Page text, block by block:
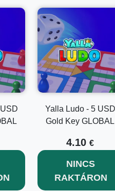
Yalla Ludo - 5 USD
Gold Key GLOBAL
4.10 €
NINCS
RAKTÁRON